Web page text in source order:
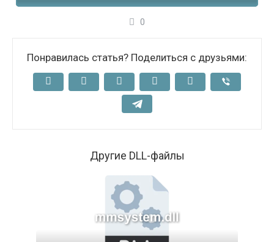
0
Понравилась статья? Поделиться с друзьями:
Другие DLL-файлы